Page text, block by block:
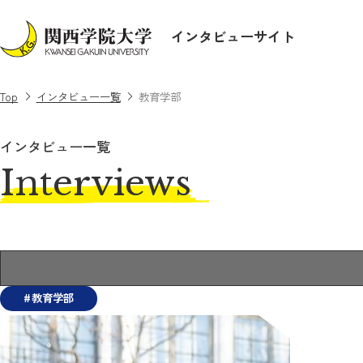
インタビューサイト
Top インタビュー一覧 教育学部
インタビュー一覧
Interviews
教育学部